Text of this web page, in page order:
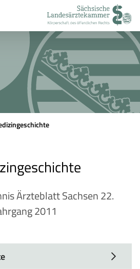
Ärzteblatt Sachsen 22.
2011